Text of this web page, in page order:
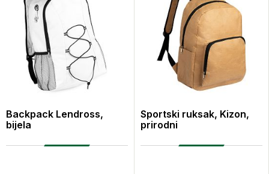
Backpack Lendross,
bijela
Sportski ruksak, Kizon,
prirodni